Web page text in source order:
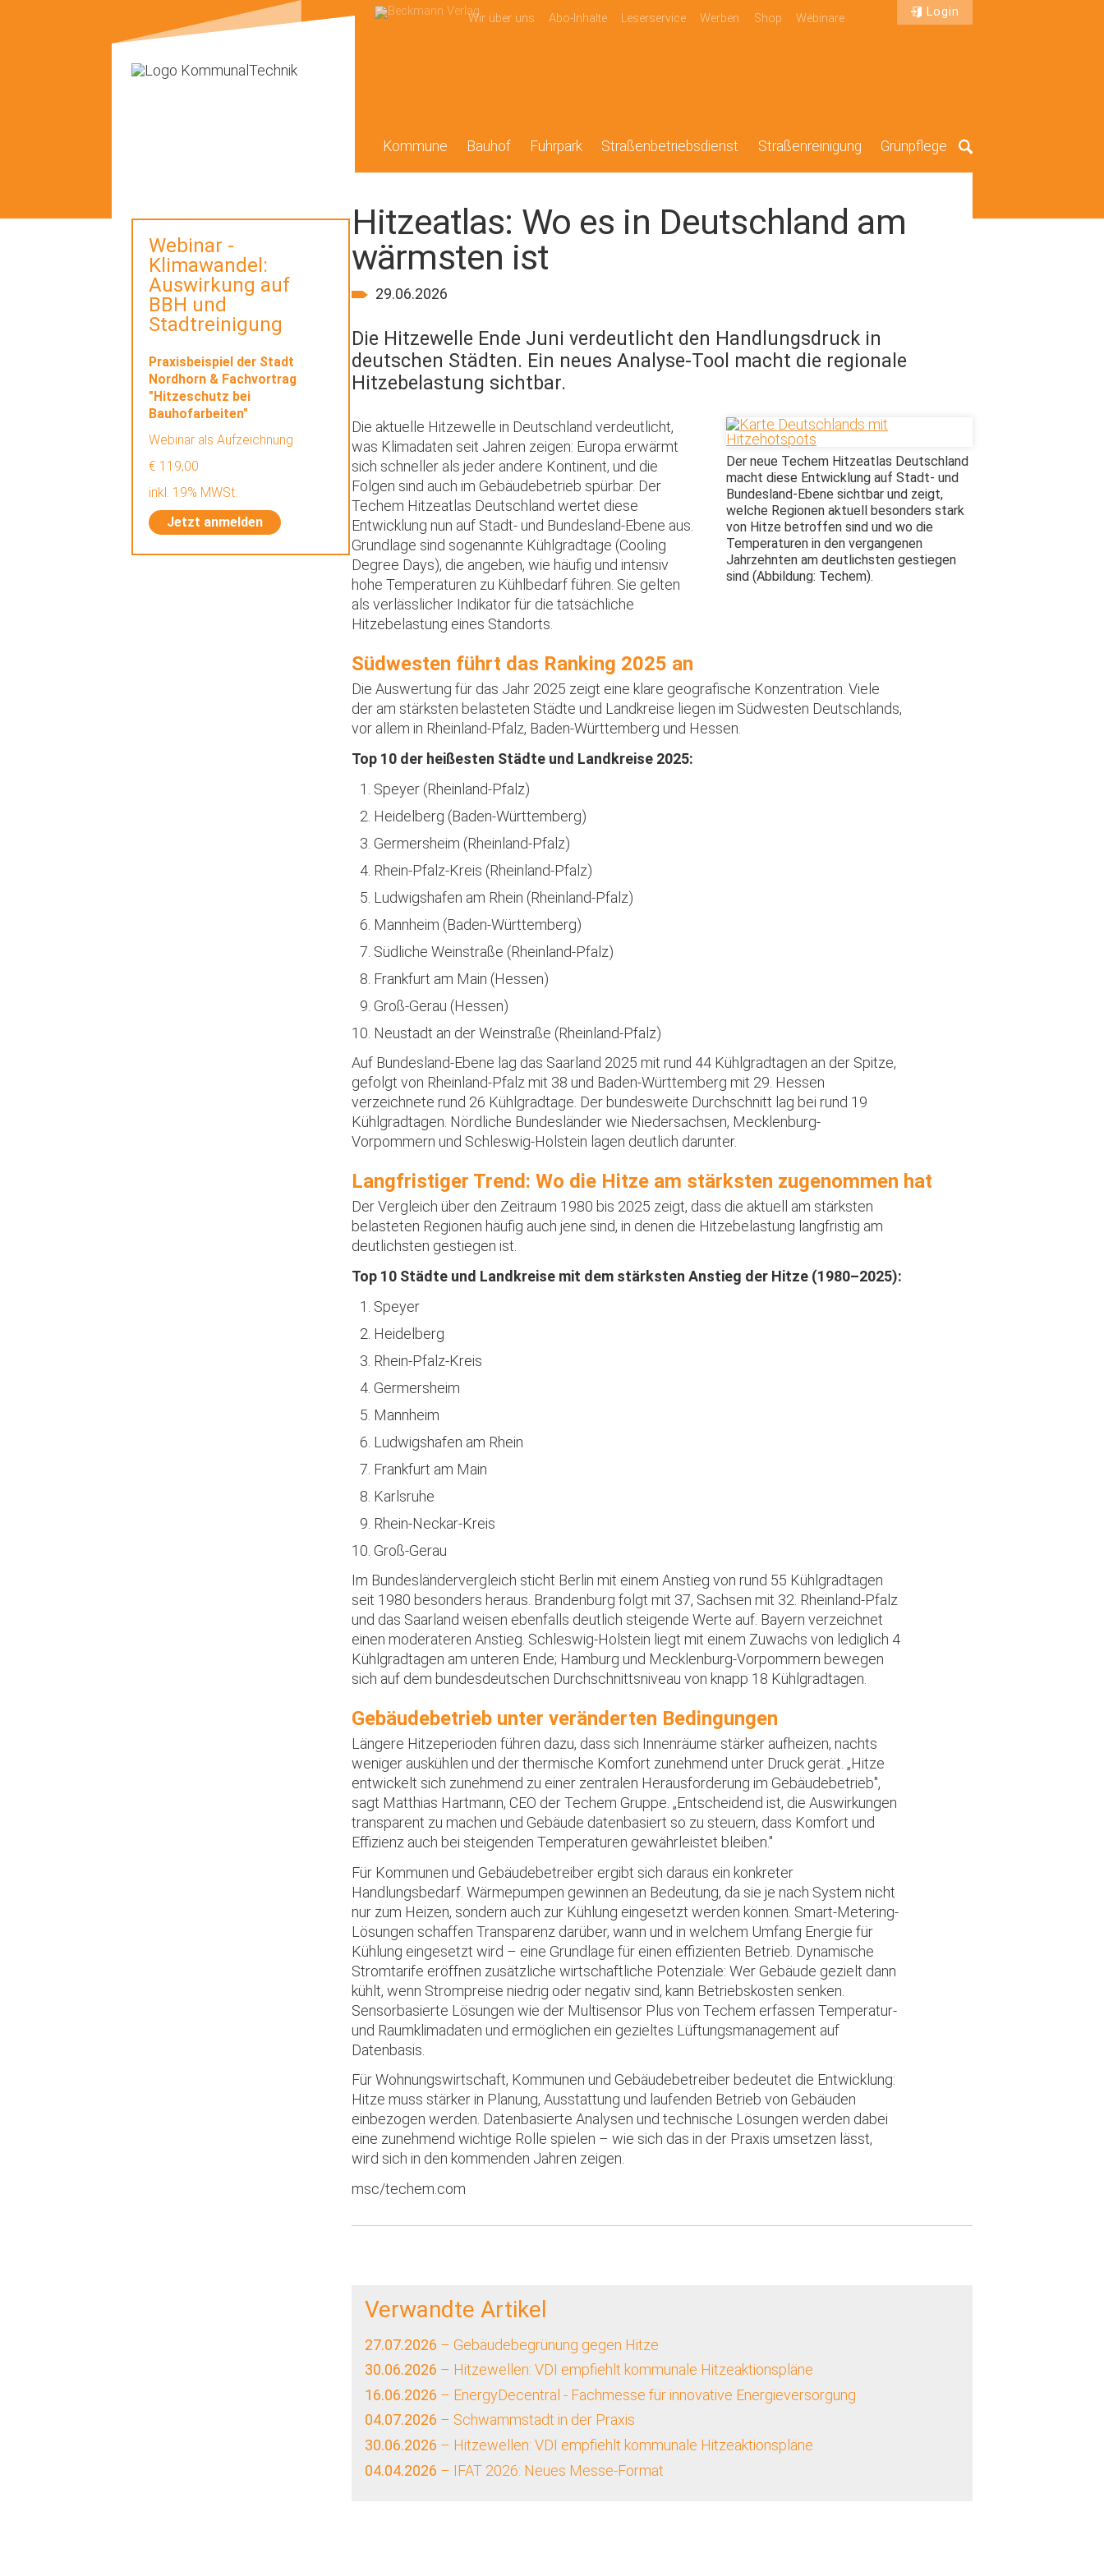
Wir über uns Abo-Inhalte Leserservice Werben Shop Webinare Login
Kommune Bauhof Fuhrpark Straßenbetriebsdienst Straßenreinigung Grünpflege Suche
Hitzeatlas: Wo es in Deutschland am
wärmsten ist
29.06.2026
Die Hitzewelle Ende Juni verdeutlicht den Handlungsdruck in
deutschen Städten. Ein neues Analyse-Tool macht die regionale
Hitzebelastung sichtbar.
Der neue Techem Hitzeatlas Deutschland
macht diese Entwicklung auf Stadt- und
Bundesland-Ebene sichtbar und zeigt,
welche Regionen aktuell besonders stark
von Hitze betroffen sind und wo die
Temperaturen in den vergangenen
Jahrzehnten am deutlichsten gestiegen
sind (Abbildung: Techem).
Die aktuelle Hitzewelle in Deutschland verdeutlicht,
was Klimadaten seit Jahren zeigen: Europa erwärmt
sich schneller als jeder andere Kontinent, und die
Folgen sind auch im Gebäudebetrieb spürbar. Der
Techem Hitzeatlas Deutschland wertet diese
Entwicklung nun auf Stadt- und Bundesland-Ebene aus.
Grundlage sind sogenannte Kühlgradtage (Cooling
Degree Days), die angeben, wie häufig und intensiv
hohe Temperaturen zu Kühlbedarf führen. Sie gelten
als verlässlicher Indikator für die tatsächliche
Hitzebelastung eines Standorts.
Südwesten führt das Ranking 2025 an
Die Auswertung für das Jahr 2025 zeigt eine klare geografische Konzentration. Viele
der am stärksten belasteten Städte und Landkreise liegen im Südwesten Deutschlands,
vor allem in Rheinland-Pfalz, Baden-Württemberg und Hessen.
Top 10 der heißesten Städte und Landkreise 2025:
Speyer (Rheinland-Pfalz)
Heidelberg (Baden-Württemberg)
Germersheim (Rheinland-Pfalz)
Rhein-Pfalz-Kreis (Rheinland-Pfalz)
Ludwigshafen am Rhein (Rheinland-Pfalz)
Mannheim (Baden-Württemberg)
Südliche Weinstraße (Rheinland-Pfalz)
Frankfurt am Main (Hessen)
Groß-Gerau (Hessen)
Neustadt an der Weinstraße (Rheinland-Pfalz)
Auf Bundesland-Ebene lag das Saarland 2025 mit rund 44 Kühlgradtagen an der Spitze,
gefolgt von Rheinland-Pfalz mit 38 und Baden-Württemberg mit 29. Hessen
verzeichnete rund 26 Kühlgradtage. Der bundesweite Durchschnitt lag bei rund 19
Kühlgradtagen. Nördliche Bundesländer wie Niedersachsen, Mecklenburg-
Vorpommern und Schleswig-Holstein lagen deutlich darunter.
Langfristiger Trend: Wo die Hitze am stärksten zugenommen hat
Der Vergleich über den Zeitraum 1980 bis 2025 zeigt, dass die aktuell am stärksten
belasteten Regionen häufig auch jene sind, in denen die Hitzebelastung langfristig am
deutlichsten gestiegen ist.
Top 10 Städte und Landkreise mit dem stärksten Anstieg der Hitze (1980–2025):
Speyer
Heidelberg
Rhein-Pfalz-Kreis
Germersheim
Mannheim
Ludwigshafen am Rhein
Frankfurt am Main
Karlsruhe
Rhein-Neckar-Kreis
Groß-Gerau
Im Bundesländervergleich sticht Berlin mit einem Anstieg von rund 55 Kühlgradtagen
seit 1980 besonders heraus. Brandenburg folgt mit 37, Sachsen mit 32. Rheinland-Pfalz
und das Saarland weisen ebenfalls deutlich steigende Werte auf. Bayern verzeichnet
einen moderateren Anstieg. Schleswig-Holstein liegt mit einem Zuwachs von lediglich 4
Kühlgradtagen am unteren Ende; Hamburg und Mecklenburg-Vorpommern bewegen
sich auf dem bundesdeutschen Durchschnittsniveau von knapp 18 Kühlgradtagen.
Gebäudebetrieb unter veränderten Bedingungen
Längere Hitzeperioden führen dazu, dass sich Innenräume stärker aufheizen, nachts
weniger auskühlen und der thermische Komfort zunehmend unter Druck gerät. „Hitze
entwickelt sich zunehmend zu einer zentralen Herausforderung im Gebäudebetrieb",
sagt Matthias Hartmann, CEO der Techem Gruppe. „Entscheidend ist, die Auswirkungen
transparent zu machen und Gebäude datenbasiert so zu steuern, dass Komfort und
Effizienz auch bei steigenden Temperaturen gewährleistet bleiben."
Für Kommunen und Gebäudebetreiber ergibt sich daraus ein konkreter
Handlungsbedarf. Wärmepumpen gewinnen an Bedeutung, da sie je nach System nicht
nur zum Heizen, sondern auch zur Kühlung eingesetzt werden können. Smart-Metering-
Lösungen schaffen Transparenz darüber, wann und in welchem Umfang Energie für
Kühlung eingesetzt wird – eine Grundlage für einen effizienten Betrieb. Dynamische
Stromtarife eröffnen zusätzliche wirtschaftliche Potenziale: Wer Gebäude gezielt dann
kühlt, wenn Strompreise niedrig oder negativ sind, kann Betriebskosten senken.
Sensorbasierte Lösungen wie der Multisensor Plus von Techem erfassen Temperatur-
und Raumklimadaten und ermöglichen ein gezieltes Lüftungsmanagement auf
Datenbasis.
Für Wohnungswirtschaft, Kommunen und Gebäudebetreiber bedeutet die Entwicklung:
Hitze muss stärker in Planung, Ausstattung und laufenden Betrieb von Gebäuden
einbezogen werden. Datenbasierte Analysen und technische Lösungen werden dabei
eine zunehmend wichtige Rolle spielen – wie sich das in der Praxis umsetzen lässt,
wird sich in den kommenden Jahren zeigen.
msc/techem.com
Verwandte Artikel
27.07.2026 – Gebäudebegrünung gegen Hitze
30.06.2026 – Hitzewellen: VDI empfiehlt kommunale Hitzeaktionspläne
16.06.2026 – EnergyDecentral - Fachmesse für innovative Energieversorgung
04.07.2026 – Schwammstadt in der Praxis
30.06.2026 – Hitzewellen: VDI empfiehlt kommunale Hitzeaktionspläne
04.04.2026 – IFAT 2026: Neues Messe-Format
Webinar -
Klimawandel:
Auswirkung auf
BBH und
Stadtreinigung
Praxisbeispiel der Stadt
Nordhorn & Fachvortrag
"Hitzeschutz bei
Bauhofarbeiten"
Webinar als Aufzeichnung
€ 119,00
inkl. 19% MWSt.
Jetzt anmelden